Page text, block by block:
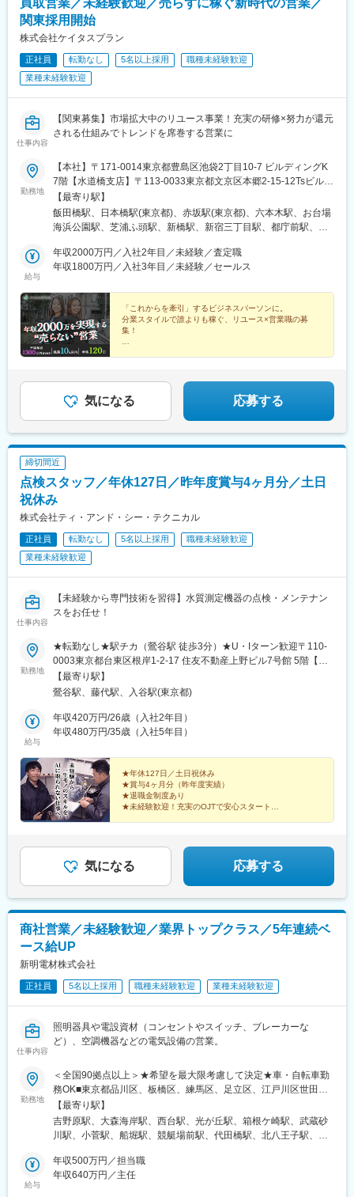
買取営業／未経験歓迎／売らずに稼ぐ新時代の営業／
関東採用開始
株式会社ケイタスプラン
正社員 転勤なし 5名以上採用
職種未経験歓迎
業種未経験歓迎
仕事内容
【関東募集】市場拡大中のリユース事業！充実の研修×努力が還元
される仕組みでトレンドを席巻する営業に
勤務地
【本社】〒171-0014東京都豊島区池袋2丁目10-7 ビルディングK
7階【水道橋支店】〒113-0033東京都文京区本郷2-15-12Tsビル
【宇都宮支店】〒321-0953栃木県宇都宮市東宿郷5丁目1-16 ルー
セントビル2階【大阪支社】〒541-0048大阪大阪市中央区瓦町3-
2-7グリーンビル4F【その他関連勤務地】・関東圏内（千葉県、埼
都府、奈良県、滋賀県、和歌山県など）※転勤はございません。※
希望を100％考慮いたします。
【最寄り駅】
飯田橋駅、日本橋駅(東京都)、赤坂駅(東京都)、六本木駅、お台場
海浜公園駅、芝浦ふ頭駅、新橋駅、新宿三丁目駅、都庁前駅、高
上駅、錦糸町駅、青海駅(東京都)、豊洲駅、有明駅(東京都)、亀戸
駅、木場駅(東京都)、天王洲アイル駅、立会川駅、大崎広小路駅、
駅、経堂駅、渋谷駅、明治神宮前駅、原宿駅、恵比寿駅、中野駅
(東京都)、荻窪駅、池袋駅、向原駅(東京都)、都電雑司ケ谷駅、赤
羽駅、南千住駅、東武練馬駅、光が丘駅、北千住駅、亀有駅、西
葛西駅、吉祥寺駅、井の頭公園駅、三鷹駅、府中競馬正門前駅、
調布駅、町田駅、南町田グランベリーパーク駅、豊田駅、国分寺
摩センター駅、京王よみうりランド駅、武蔵引田駅、新高島駅、
横浜駅、元町・中華街駅、伊勢佐木長者町駅、神奈川駅、新横浜
遊園駅、新百合ケ丘駅、橋本駅(神奈川県)、相模原駅、相模大野
駅、汐入駅、横須賀中央駅、平塚駅、鎌倉駅、大船駅、藤沢駅、
辻堂駅、石上駅、小田原駅、鴨宮駅、茅ケ崎駅、逗子・葉山駅、
三崎口駅、秦野駅、倉見駅、中央林間駅、伊勢原駅、海老名駅(相
模線)、相武台前駅、大雄山駅、高座渋谷駅、相模金子駅、湯河原
浜駅、湘南台駅、社家駅、大和駅(神奈川県)、厚木駅、座間駅、か
しわ台駅、二宮駅、番田駅(神奈川県)、大宮駅(埼玉県)、さいたま
春日部駅、一ノ割駅、上尾駅、熊谷駅、新座駅、狭山市駅、入間
市駅、狭山ケ丘駅、ふじみ野駅、新三郷駅、志木駅、和光市駅、
須駅、南羽生駅、桶川駅、坂戸駅(埼玉県)、若葉駅、高麗川駅、飯
能駅、吉川美南駅、西武秩父駅、神保原駅、鶴瀬駅、羽貫駅、和
戸駅、東武動物公園駅、西大宮駅、東宮原駅、武蔵浦和駅、南大
塚駅、東川口駅、獨協大学前駅、上熊谷駅、三郷中央駅、戸田駅
(埼玉県)、蓮田駅、白岡駅、寄居駅、葭川公園駅、海浜幕張駅、ス
ポーツセンター駅、鎌取駅、京成幕張駅、南船橋駅、海神駅、柏
駅、松戸駅、新鎌ケ谷駅、牛込神楽坂駅、三越前駅、溜池山王
駅、六本木一丁目駅、東京テレポート駅、汐留駅、新宿御苑前
きょうスカイツリー駅、国際展示場駅、亀戸水神駅、五反田駅、
九品仏駅、蓮沼駅、二子新地駅、西太子堂駅、千歳船橋駅、神泉
駅、代官山駅、要町駅、東池袋駅、牛田駅(東京都)、府中駅(東京
都)、京王多摩川駅、立川駅、京王八王子駅、高島町駅、平沼橋
駅、馬車道駅、石川町駅、日ノ出町駅、綱島駅、センター南駅、
ケ崎駅、逗子駅、海老名駅(相鉄・小田急)、鶴見駅、入谷駅(神奈
川県)、北与野駅、川越市駅、東飯能駅、御花畑駅、加茂宮駅、中
浦和駅、栄町駅(千葉県)、幕張駅、東海神駅、初富駅、茅場町駅、
赤坂見附駅、麻布十番駅、内幸町駅、東新宿駅、新宿西口駅、下
落合駅、御徒町駅、曳舟駅、東京国際クルーズターミナル駅、東
京ビッグサイト駅、不動前駅、表参道駅、代々木公園駅、東池袋
四丁目駅、京成関屋駅、府中本町駅、立川南駅、日本大通り駅、
関内駅、八丁畷駅、武蔵溝ノ口駅、柳小路駅、宮原駅、千葉中央
駅
給与
年収2000万円／入社2年目／未経験／査定職
年収1800万円／入社3年目／未経験／セールス
「これからを牽引」するビジネスパーソンに。
分業スタイルで誰よりも稼ぐ、リユース×営業職の募
集！
＃月平均残業10h以下
＃独立＆フリーランス化も支援
気になる 応募する
締切間近
点検スタッフ／年休127日／昨年度賞与4ヶ月分／土日
祝休み
株式会社ティ・アンド・シー・テクニカル
正社員 転勤なし 5名以上採用
職種未経験歓迎
業種未経験歓迎
仕事内容
【未経験から専門技術を習得】水質測定機器の点検・メンテナン
スをお任せ！
勤務地
★転勤なし★駅チカ（鶯谷駅 徒歩3分）★U・Iターン歓迎〒110-
0003東京都台東区根岸1-2-17 住友不動産上野ビル7号館 5階【ア
クセス】JR山手線・京浜東北線「鶯谷駅」より徒歩3分東京メト
ロ日比谷線「入谷駅」より徒歩6分※点検エリアは日本全国です。
【最寄り駅】
鶯谷駅、藤代駅、入谷駅(東京都)
給与
年収420万円/26歳（入社2年目）
年収480万円/35歳（入社5年目）
★年休127日／土日祝休み
★賞与4ヶ月分（昨年度実績）
★退職金制度あり
★未経験歓迎！充実のOJTで安心スタート
気になる 応募する
商社営業／未経験歓迎／業界トップクラス／5年連続ベ
ース給UP
新明電材株式会社
正社員 5名以上採用 職種未経験歓迎 業種未経験歓迎
仕事内容
照明器具や電設資材（コンセントやスイッチ、ブレーカーな
ど）、空調機器などの電気設備の営業。
勤務地
＜全国90拠点以上＞★希望を最大限考慮して決定★車・自転車勤
務OK■東京都品川区、板橋区、練馬区、足立区、江戸川区世田谷
区、文京区、西多摩郡、立川市、府中市八王子市、西東京市■神奈
川県横浜市、相模原市、大和市、厚木市小田原市（2026年10月
OPEN予定）■埼玉県さいたま市、熊谷市、川越市、川口市、草加
市、深谷市、富士見市、所沢市秩父市、飯能市、越谷市、朝霞市■
千葉県柏市、松戸市、千葉市、木更津市■群馬県前橋市、桐生市、
【最寄り駅】
吉野原駅、大森海岸駅、西台駅、光が丘駅、箱根ケ崎駅、武蔵砂
川駅、小菅駅、船堀駅、競艇場前駅、代田橋駅、北八王子駅、春
駅、社家駅、沼津駅、東中山駅、柏の葉キャンパス駅、新松戸
駅、市役所前駅(千葉県)、上総清川駅、原市駅、石原駅(埼玉県)、
給与
年収500万円／担当職
年収640万円／主任